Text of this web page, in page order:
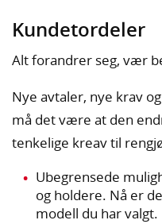
Kundetordeler
Alt forandrer seg, vær
Nye avtaler, nye krav
må det være at den
tenkelige kreav til
Ubegrensede
og holdere. Nå er
modell du har valgt.